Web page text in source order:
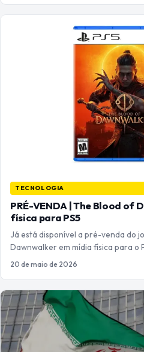
TECNOLOGIA
PRÉ-VENDA | The Blood of
física para PS5
Já está disponível a pré-venda do
Dawnwalker em mídia física para o
20 de maio de 2026